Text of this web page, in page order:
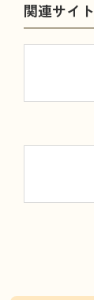
関連サイト